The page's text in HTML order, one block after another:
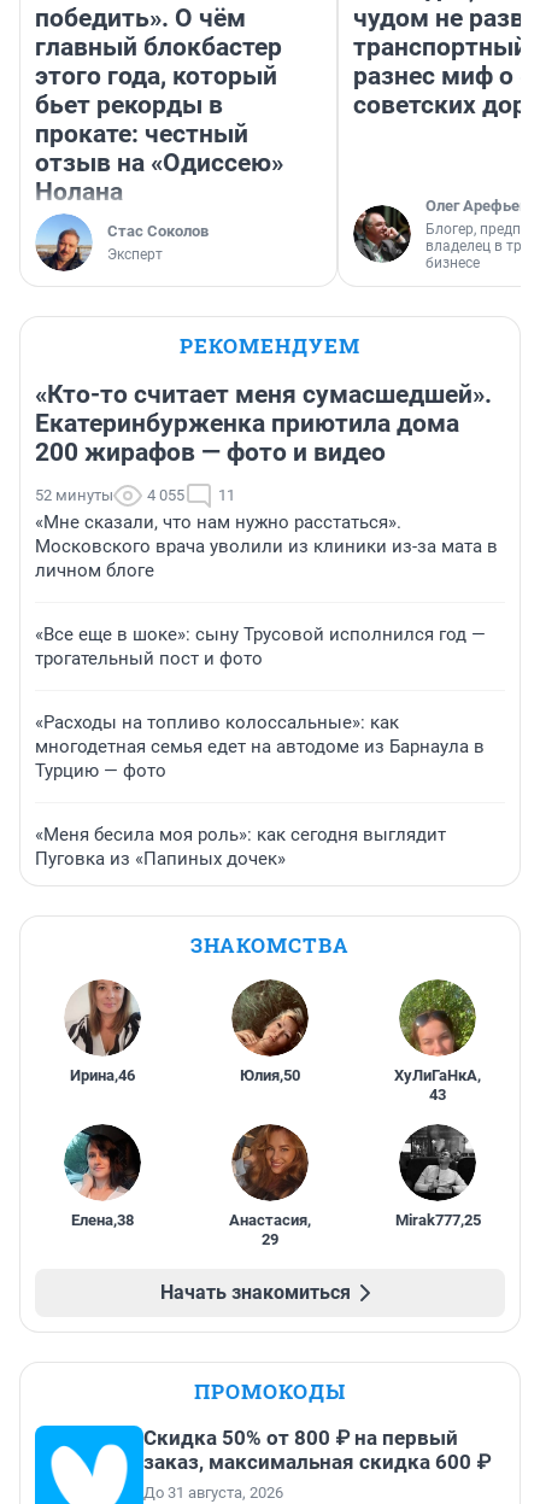
победить». О чём
главный блокбастер
этого года, который
бьет рекорды в
прокате: честный
отзыв на «Одиссею»
Нолана
Стас Соколов
Эксперт
чудом не
транспортный
разнес миф о
советских
Олег Арефьев
Блогер,
владелец в
бизнесе
РЕКОМЕНДУЕМ
«Кто-то считает меня сумасшедшей».
Екатеринбурженка приютила дома
200 жирафов — фото и видео
52 минуты 4 055 11
«Мне сказали, что нам нужно расстаться».
Московского врача уволили из клиники из-за мата в
личном блоге
«Все еще в шоке»: сыну Трусовой исполнился год —
трогательный пост и фото
«Расходы на топливо колоссальные»: как
многодетная семья едет на автодоме из Барнаула в
Турцию — фото
«Меня бесила моя роль»: как сегодня выглядит
Пуговка из «Папиных дочек»
ЗНАКОМСТВА
Ирина,46 Юлия,50 ХуЛиГаНкА,
43
Елена,38 Анастасия,
29
Mirak777,25
Начать знакомиться
ПРОМОКОДЫ
Скидка 50% от 800 ₽ на первый
заказ, максимальная скидка 600 ₽
До 31 августа, 2026